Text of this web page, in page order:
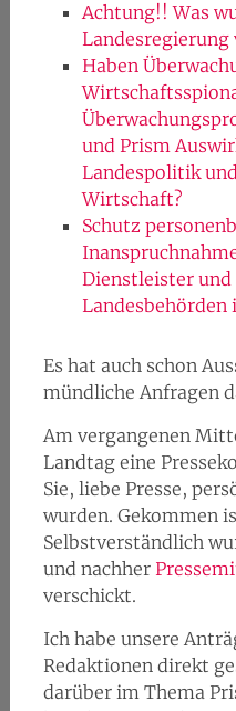
Achtung!! Was
Landesregierung
Haben
und Prism
Landespolitik
Wirtschaft?
Schutz
Dienstleister
Landesbehörden
Es hat auch schon
mündliche Anfragen
Am vergangenen
Landtag eine
Sie, liebe Presse,
wurden. Gekommen
Selbstverständlich
und nachher
verschickt.
Ich habe unsere
Redaktionen direkt
darüber im Thema